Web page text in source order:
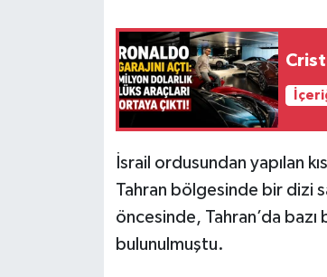
İsrail ordusundan yapılan
Tahran bölgesinde bir dizi
öncesinde, Tahran’da
bulunulmuştu.